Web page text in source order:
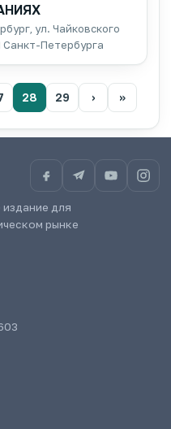
ул. Чайковского
Петербурга
28 29 › »
для
рынке